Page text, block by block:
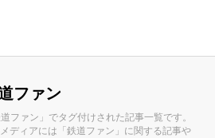
ファン
道ファン」でタグ付けされた記事一覧です。
ディアには「鉄道ファン」に関する記事や